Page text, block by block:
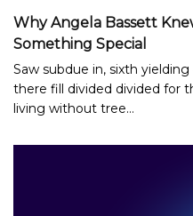
Why Angela Bassett
Something Special
Saw subdue in, sixth
there fill divided divided for
living without tree…